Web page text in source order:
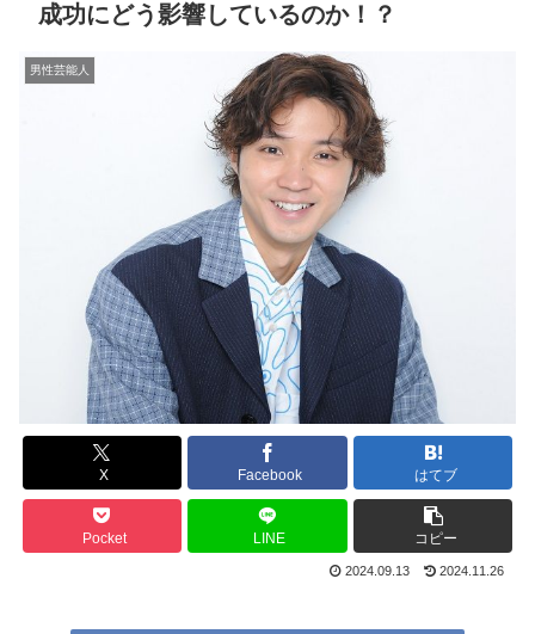
成功にどう影響しているのか！？
男性芸能人
X Facebook はてブ
Pocket LINE コピー
2024.09.13 2024.11.26